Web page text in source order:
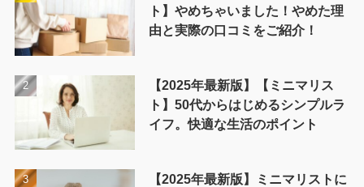
ト】やめちゃいました！やめた理
由と実際の口コミをご紹介！
【2025年最新版】【ミニマリス
ト】50代からはじめるシンプルラ
イフ。快適な生活のポイント
【2025年最新版】ミニマリストに